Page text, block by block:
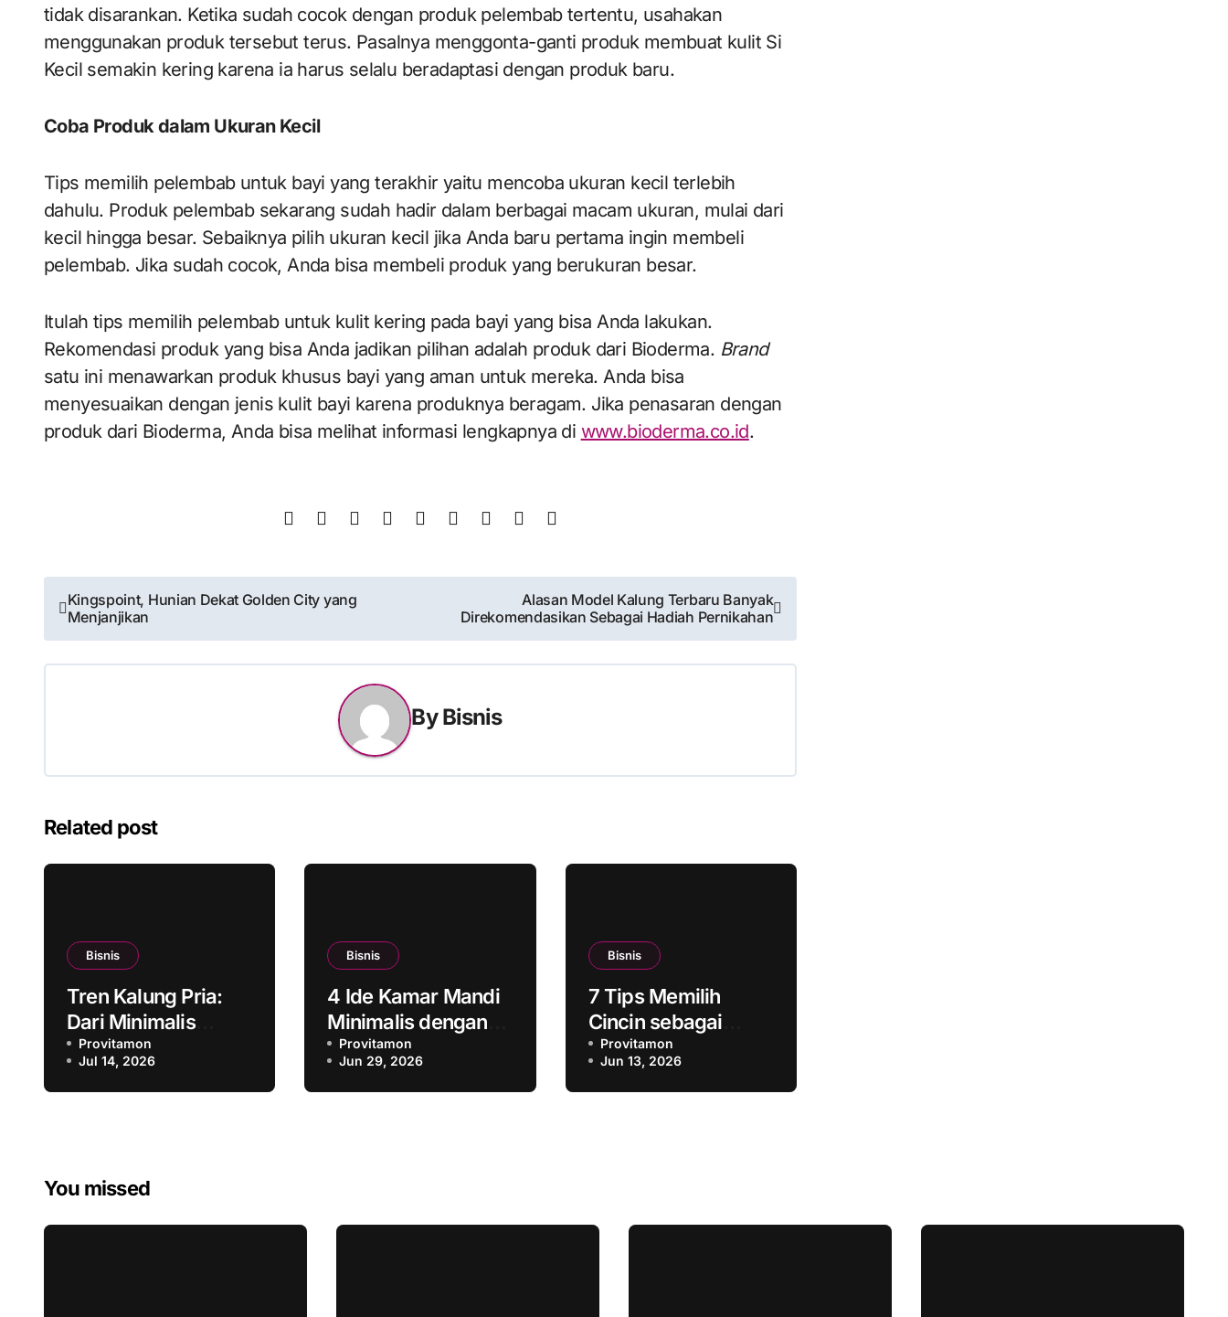
tidak disarankan. Ketika sudah cocok dengan produk pelembab tertentu, usahakan
menggunakan produk tersebut terus. Pasalnya menggonta-ganti produk membuat kulit Si
Kecil semakin kering karena ia harus selalu beradaptasi dengan produk baru.
Coba Produk dalam Ukuran Kecil
Tips memilih pelembab untuk bayi yang terakhir yaitu mencoba ukuran kecil terlebih
dahulu. Produk pelembab sekarang sudah hadir dalam berbagai macam ukuran, mulai dari
kecil hingga besar. Sebaiknya pilih ukuran kecil jika Anda baru pertama ingin membeli
pelembab. Jika sudah cocok, Anda bisa membeli produk yang berukuran besar.
Itulah tips memilih pelembab untuk kulit kering pada bayi yang bisa Anda lakukan.
Rekomendasi produk yang bisa Anda jadikan pilihan adalah produk dari Bioderma. Brand
satu ini menawarkan produk khusus bayi yang aman untuk mereka. Anda bisa
menyesuaikan dengan jenis kulit bayi karena produknya beragam. Jika penasaran dengan
produk dari Bioderma, Anda bisa melihat informasi lengkapnya di www.bioderma.co.id.
Post
navigation
Kingspoint, Hunian Dekat Golden City yang
Menjanjikan
Alasan Model Kalung Terbaru Banyak
Direkomendasikan Sebagai Hadiah Pernikahan
ByBisnis
Related post
Bisnis
Tren Kalung Pria:
Dari Minimalis
hingga Luxury Look
Provitamon
Jul 14, 2026
Bisnis
4 Ide Kamar Mandi
Minimalis dengan
Konsep yang Lebih
Modern
Provitamon
Jun 29, 2026
Bisnis
7 Tips Memilih
Cincin sebagai
Kado Ulang Tahun
untuk Sahabat
Provitamon
Jun 13, 2026
You missed